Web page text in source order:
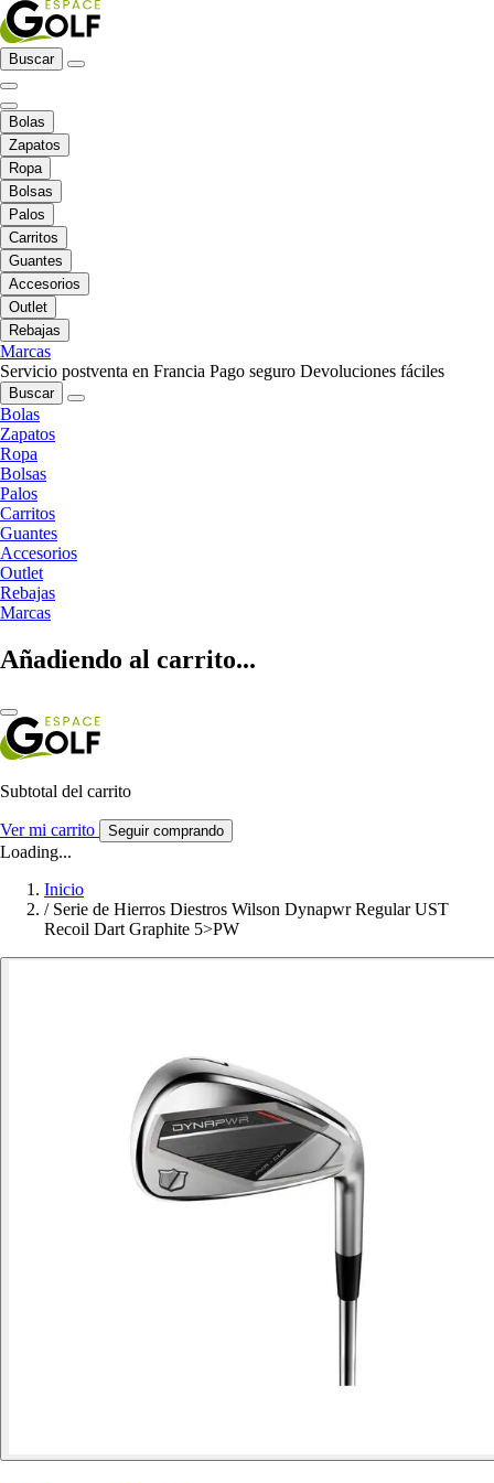
Buscar
Bolas
Zapatos
Ropa
Bolsas
Palos
Carritos
Guantes
Accesorios
Outlet
Rebajas
Marcas
Servicio postventa en Francia Pago seguro Devoluciones fáciles
Buscar
Bolas
Zapatos
Ropa
Bolsas
Palos
Carritos
Guantes
Accesorios
Outlet
Rebajas
Marcas
Añadiendo al carrito...
Subtotal del carrito
Ver mi carrito Seguir comprando
Loading...
Inicio
/ Serie de Hierros Diestros Wilson Dynapwr Regular UST
Recoil Dart Graphite 5>PW